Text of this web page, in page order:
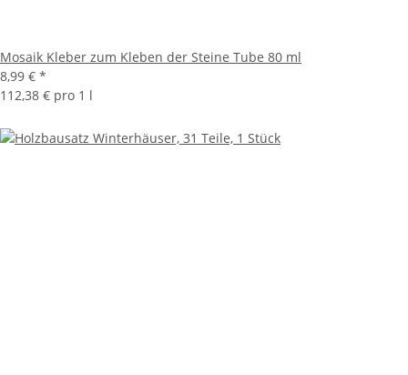
Mosaik Kleber zum Kleben der Steine Tube 80 ml
8,99 € *
112,38 € pro 1 l